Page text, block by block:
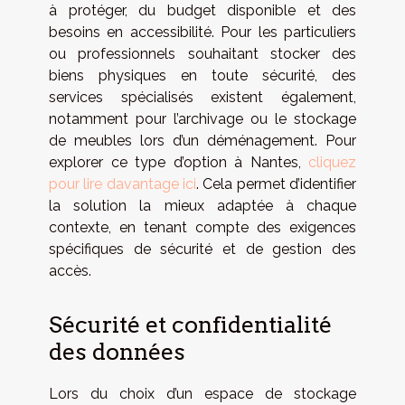
à protéger, du budget disponible et des
besoins en accessibilité. Pour les particuliers
ou professionnels souhaitant stocker des
biens physiques en toute sécurité, des
services spécialisés existent également,
notamment pour l’archivage ou le stockage
de meubles lors d’un déménagement. Pour
explorer ce type d’option à Nantes, cliquez
pour lire davantage ici. Cela permet d’identifier
la solution la mieux adaptée à chaque
contexte, en tenant compte des exigences
spécifiques de sécurité et de gestion des
accès.
Sécurité et confidentialité
des données
Lors du choix d’un espace de stockage